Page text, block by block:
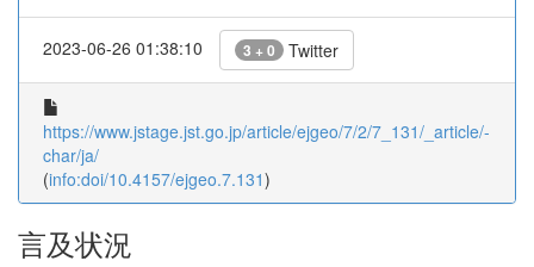
2023-06-26 01:38:10 3 + 0 Twitter
https://www.jstage.jst.go.jp/article/ejgeo/7/2/7_131/_article/-
char/ja/
(info:doi/10.4157/ejgeo.7.131)
言及状況